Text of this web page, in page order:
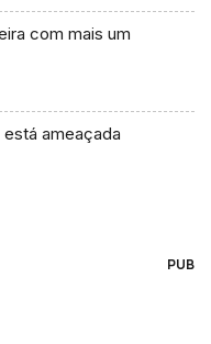
com mais um
ameaçada
PUB